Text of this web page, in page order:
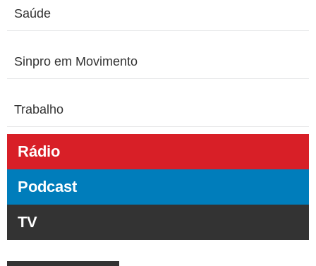
Saúde
Sinpro em Movimento
Trabalho
Rádio
Podcast
TV